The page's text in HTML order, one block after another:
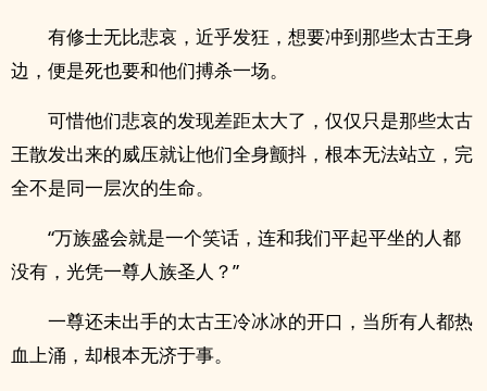
有修士无比悲哀，近乎发狂，想要冲到那些太古王身
边，便是死也要和他们搏杀一场。
可惜他们悲哀的发现差距太大了，仅仅只是那些太古
王散发出来的威压就让他们全身颤抖，根本无法站立，完
全不是同一层次的生命。
“万族盛会就是一个笑话，连和我们平起平坐的人都
没有，光凭一尊人族圣人？”
一尊还未出手的太古王冷冰冰的开口，当所有人都热
血上涌，却根本无济于事。